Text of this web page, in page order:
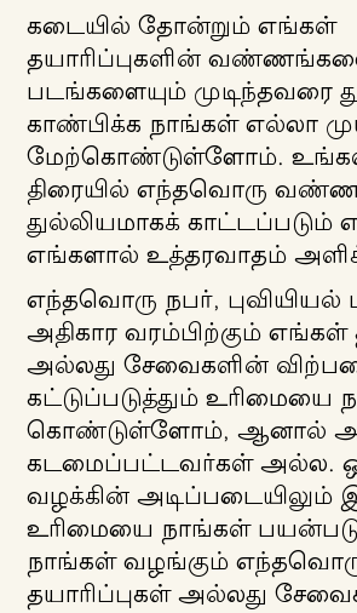
கடையில் தோன்றும் எங்கள்
தயாரிப்புகளின்
படங்களையும் முடிந்தவரை
காண்பிக்க நாங்கள் எல்லா
மேற்கொண்டுள்ளோம்.
திரையில் எந்தவொரு
துல்லியமாகக் காட்டப்படும்
எங்களால் உத்தரவாதம்
எந்தவொரு நபர், புவியியல்
அதிகார வரம்பிற்கும் எங்கள்
அல்லது சேவைகளின்
கட்டுப்படுத்தும் உரிமையை
கொண்டுள்ளோம், ஆனால்
கடமைப்பட்டவர்கள் அல்ல.
வழக்கின் அடிப்படையிலும்
உரிமையை நாங்கள்
நாங்கள் வழங்கும்
தயாரிப்புகள் அல்லது